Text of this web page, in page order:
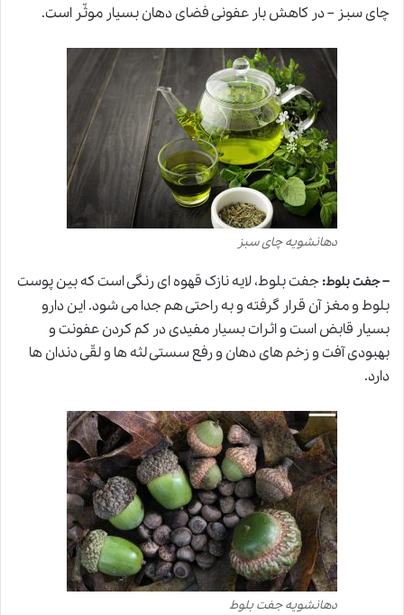
چای سبز – در کاهش بار عفونی فضای دهان بسیار موثّر است.
دهانشویه چای سبز
–جفت بلوط: جفت بلوط، لایه نازک قهوه ای رنگی است که بین پوست
بلوط و مغز آن قرار گرفته و به راحتی هم جدا می شود. این دارو
بسیار قابض است و اثرات بسیار مفیدی در کم کردن عفونت و
بهبودی آفت و زخم های دهان و رفع سستی لثه ها و لقّی دندان ها
دارد.
دهانشویه جفت بلوط